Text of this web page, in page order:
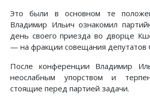
Это были в основном те
Владимир Ильич ознакомил
день своего приезда во дворце
— на фракции совещания депутатов
После конференции Владимир
неослабным упорством и
стоящие перед партией задачи.